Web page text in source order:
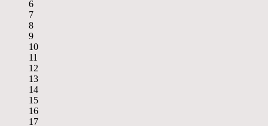
6
7
8
9
10
11
12
13
14
15
16
17